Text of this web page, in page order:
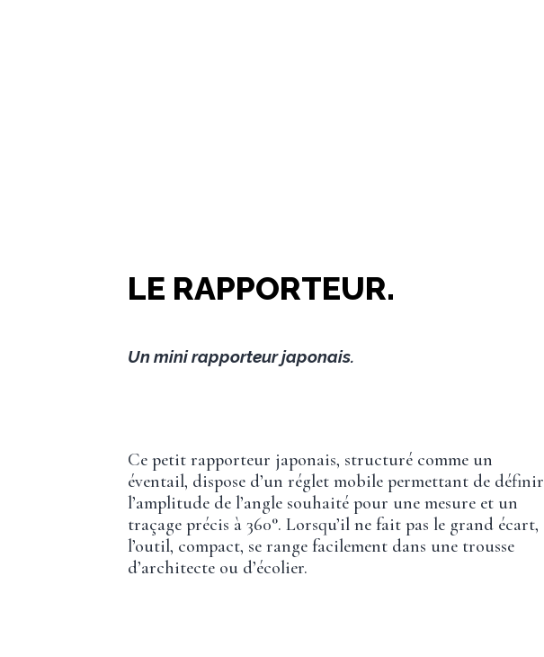
LE RAPPORTEUR.
Un mini rapporteur japonais.
Ce petit rapporteur japonais, structuré comme un
éventail, dispose d’un réglet mobile permettant de définir
l’amplitude de l’angle souhaité pour une mesure et un
traçage précis à 360°. Lorsqu’il ne fait pas le grand écart,
l’outil, compact, se range facilement dans une trousse
d’architecte ou d’écolier.